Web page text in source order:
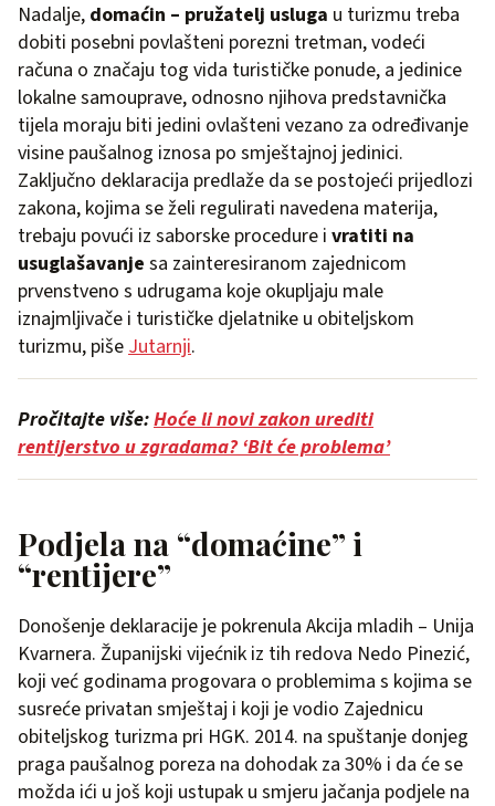
Nadalje, domaćin – pružatelj usluga u turizmu treba
dobiti posebni povlašteni porezni tretman, vodeći
računa o značaju tog vida turističke ponude, a jedinice
lokalne samouprave, odnosno njihova predstavnička
tijela moraju biti jedini ovlašteni vezano za određivanje
visine paušalnog iznosa po smještajnoj jedinici.
Zaključno deklaracija predlaže da se postojeći prijedlozi
zakona, kojima se želi regulirati navedena materija,
trebaju povući iz saborske procedure i vratiti na
usuglašavanje sa zainteresiranom zajednicom
prvenstveno s udrugama koje okupljaju male
iznajmljivače i turističke djelatnike u obiteljskom
turizmu, pišeJutarnji.
Pročitajte više:Hoće li novi zakon urediti
rentijerstvo u zgradama? ‘Bit će problema’
Podjela na “domaćine” i
“rentijere”
Donošenje deklaracije je pokrenula Akcija mladih – Unija
Kvarnera. Županijski vijećnik iz tih redova Nedo Pinezić,
koji već godinama progovara o problemima s kojima se
susreće privatan smještaj i koji je vodio Zajednicu
obiteljskog turizma pri HGK. 2014. na spuštanje donjeg
praga paušalnog poreza na dohodak za 30% i da će se
možda ići u još koji ustupak u smjeru jačanja podjele na